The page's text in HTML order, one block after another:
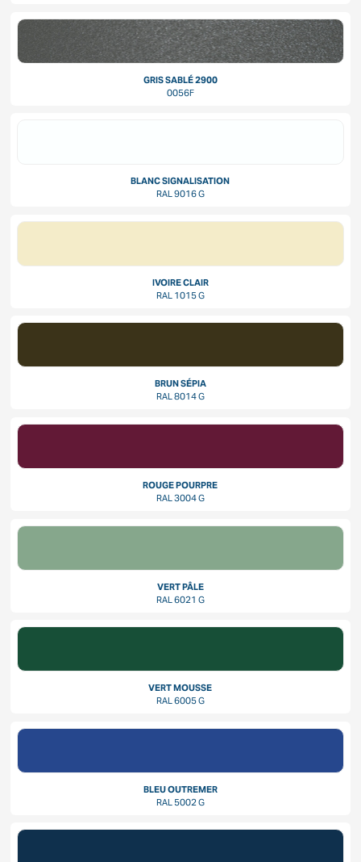
GRIS SABLÉ 2900
0056F
BLANC SIGNALISATION
RAL 9016 G
IVOIRE CLAIR
RAL 1015 G
BRUN SÉPIA
RAL 8014 G
ROUGE POURPRE
RAL 3004 G
VERT PÂLE
RAL 6021 G
VERT MOUSSE
RAL 6005 G
BLEU OUTREMER
RAL 5002 G